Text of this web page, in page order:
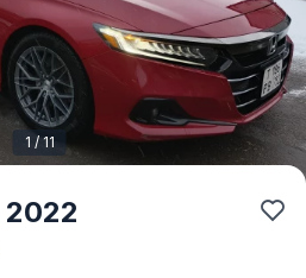
1 / 11
2022